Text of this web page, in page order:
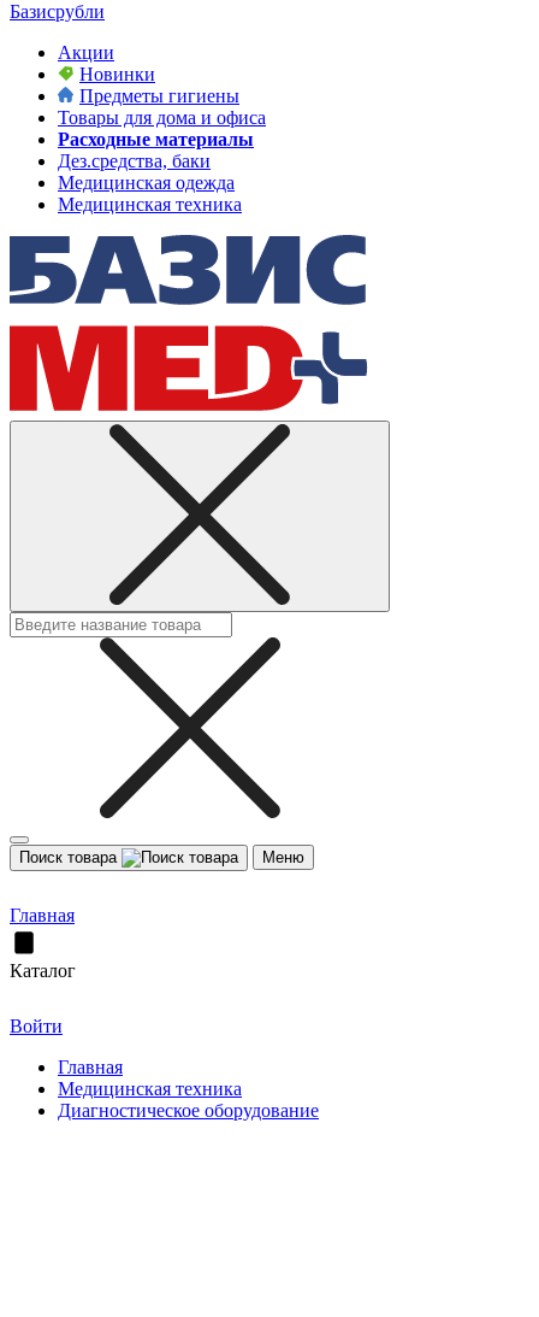
Базисрубли
Акции
Новинки
Предметы гигиены
Товары для дома и офиса
Расходные материалы
Дез.средства, баки
Медицинская одежда
Медицинская техника
Поиск товара Меню
Главная
Каталог
Войти
Главная
Медицинская техника
Диагностическое оборудование